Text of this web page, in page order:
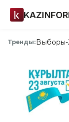
Тренды:Выборы-